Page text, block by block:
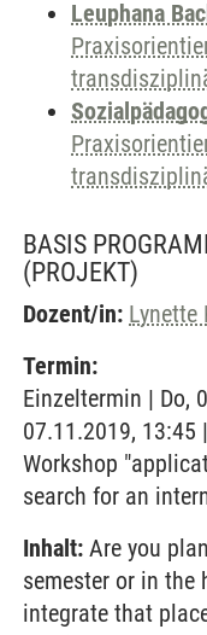
Leuphana
BASIS
(PROJEKT)
Dozent/in: Lynette
Termin:
Einzeltermin | Do,
07.11.2019, 13:45
Workshop
search for an
Inhalt: Are you
semester or in the
integrate that